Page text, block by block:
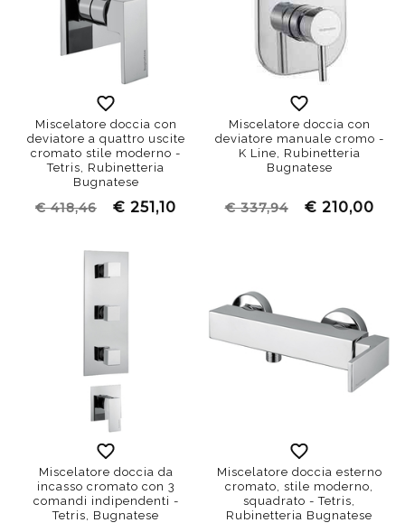
Miscelatore doccia con
deviatore a quattro uscite
cromato stile moderno -
Tetris, Rubinetteria
Bugnatese
€ 418,46 € 251,10
Miscelatore doccia con
deviatore manuale cromo -
K Line, Rubinetteria
Bugnatese
€ 337,94 € 210,00
Miscelatore doccia da
incasso cromato con 3
comandi indipendenti -
Tetris, Bugnatese
Miscelatore doccia esterno
cromato, stile moderno,
squadrato - Tetris,
Rubinetteria Bugnatese